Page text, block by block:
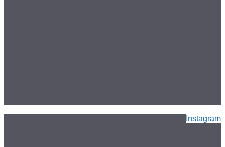
Instagram